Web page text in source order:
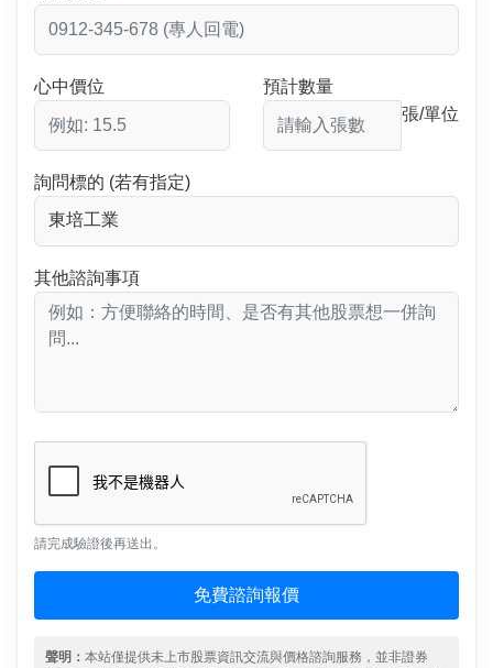
心中價位
預計數量
張/單位
詢問標的 (若有指定)
其他諮詢事項
請完成驗證後再送出。
免費諮詢報價
聲明： 本站僅提供未上市股票資訊交流與價格諮詢服務，並非證券